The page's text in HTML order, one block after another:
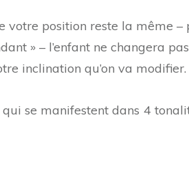
votre position reste la même –
» – l’enfant ne changera
inclination qu’on va modifier.
se manifestent dans 4